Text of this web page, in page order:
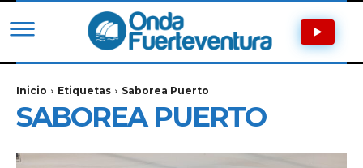
Inicio Etiquetas Saborea Puerto
SABOREA PUERTO